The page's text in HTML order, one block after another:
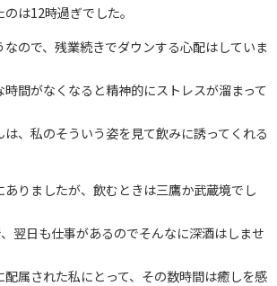
は12時過ぎでした。
ので、残業続きでダウンする心配はしていま
間がなくなると精神的にストレスが溜まって
、私のそういう姿を見て飲みに誘ってくれる
りましたが、飲むときは三鷹か武蔵境でし
翌日も仕事があるのでそんなに深酒はしませ
属された私にとって、その数時間は癒しを感